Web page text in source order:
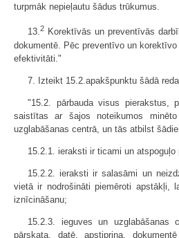
turpmāk nepieļautu šādus trūkumus.
13.2 Korektīvās un preventīvās
dokumentē. Pēc preventīvo un
efektivitāti."
7. Izteikt 15.2.apakšpunktu šādā
"15.2. pārbauda visus pierakstus,
saistītas ar šajos noteikumos
uzglabāšanas centrā, un tās atbilst
15.2.1. ieraksti ir ticami un
15.2.2. ieraksti ir salasāmi un
vietā ir nodrošināti piemēroti apstākļi,
iznīcināšanu;
15.2.3. ieguves un uzglabāšanas
pārskata, datē, apstiprina,